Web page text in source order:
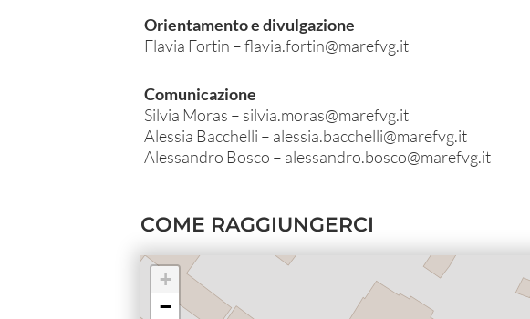
Orientamento e divulgazione
Flavia Fortin –flavia.fortin@marefvg.it
Comunicazione
Silvia Moras – silvia.moras@marefvg.it
Alessia Bacchelli – alessia.bacchelli@marefvg.it
Alessandro Bosco – alessandro.bosco@marefvg.it
COME RAGGIUNGERCI
+
−